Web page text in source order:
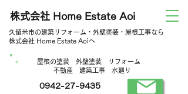
株式会社 Home Estate Aoi
久留米市の建築リフォーム・外壁塗装・屋根工事なら
株式会社 Home Estate Aoiへ
屋根の塗装 外壁塗装 リフォーム
不動産 建築工事 水廻り
0942-27-9435